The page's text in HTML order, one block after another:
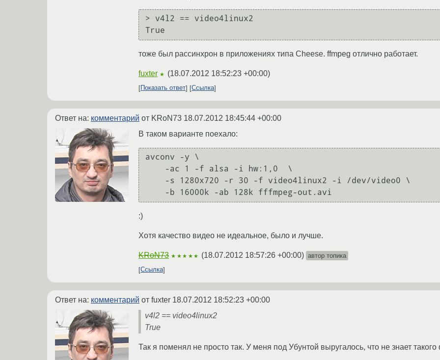
> v4l2 == video4linux2
True
тоже был рассинхрон в приложениях типа Cheese. ffmpeg отлично работает.
fuxter ★ (18.07.2012 18:52:23 +00:00)
Показать ответ Ссылка
Ответ на: комментарий от KRoN73 18.07.2012 18:45:44 +00:00
В таком варианте поехало:
avconv -y \
:)
Хотя качество видео не идеальное, было и лучше.
KRoN73 ★★★★★ (18.07.2012 18:57:26 +00:00) автор топика
Ссылка
Ответ на: комментарий от fuxter 18.07.2012 18:52:23 +00:00
v4l2 == video4linux2
True
Так я поменял не просто так. У меня под Убунтой выругалось, что не знает